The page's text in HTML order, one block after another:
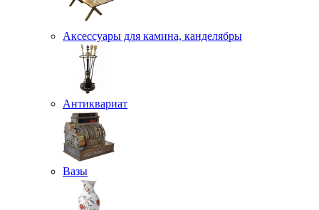
Аксессуары для камина, канделябры
Антиквариат
Вазы